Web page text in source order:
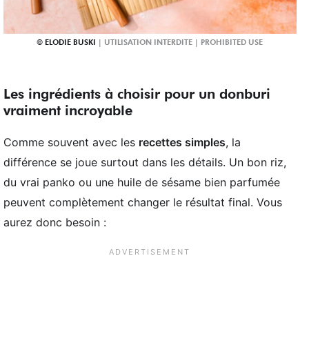
ELODIE BUSKI
Les ingrédients à choisir pour un donburi
vraiment incroyable
Comme souvent avec les recettes simples, la
différence se joue surtout dans les détails. Un bon riz,
du vrai panko ou une huile de sésame bien parfumée
peuvent complètement changer le résultat final. Vous
aurez donc besoin :